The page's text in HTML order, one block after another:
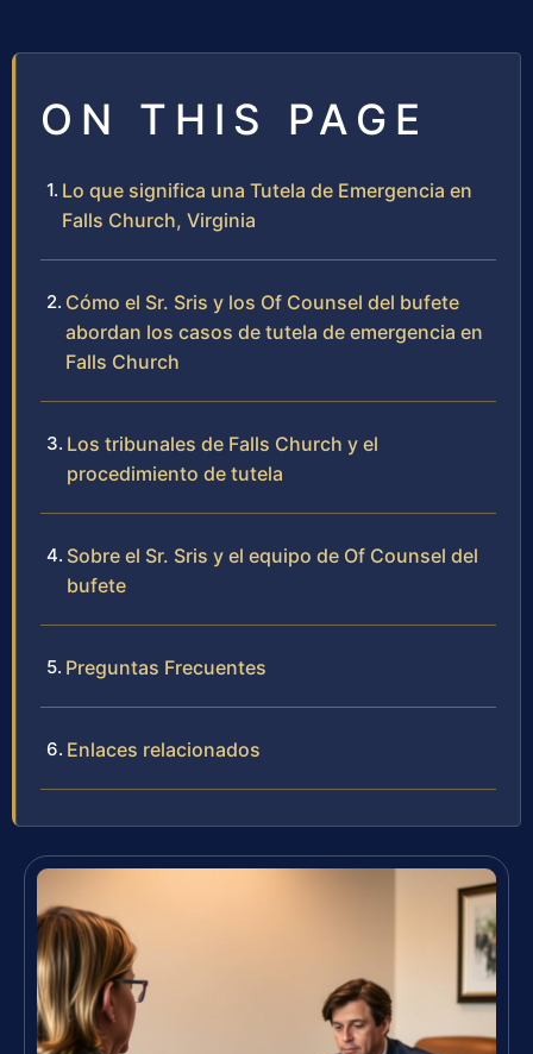
ON THIS PAGE
Lo que significa una Tutela de Emergencia en
Falls Church, Virginia
Cómo el Sr. Sris y los Of Counsel del bufete
abordan los casos de tutela de emergencia en
Falls Church
Los tribunales de Falls Church y el
procedimiento de tutela
Sobre el Sr. Sris y el equipo de Of Counsel del
bufete
Preguntas Frecuentes
Enlaces relacionados